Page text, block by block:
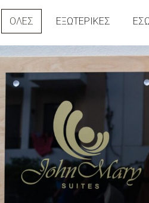
ΌΛΕΣ ΕΞΩΤΕΡΙΚΈΣ